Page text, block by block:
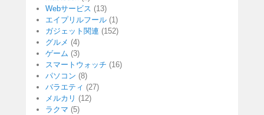
Webサービス (13)
エイプリルフール (1)
ガジェット関連 (152)
グルメ (4)
ゲーム (3)
スマートウォッチ (16)
パソコン (8)
バラエティ (27)
メルカリ (12)
ラクマ (5)